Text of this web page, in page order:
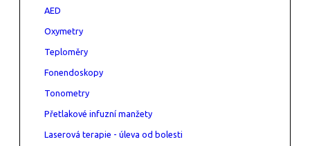
AED
Oxymetry
Teploměry
Fonendoskopy
Tonometry
Přetlakové infuzní manžety
Laserová terapie - úleva od bolesti